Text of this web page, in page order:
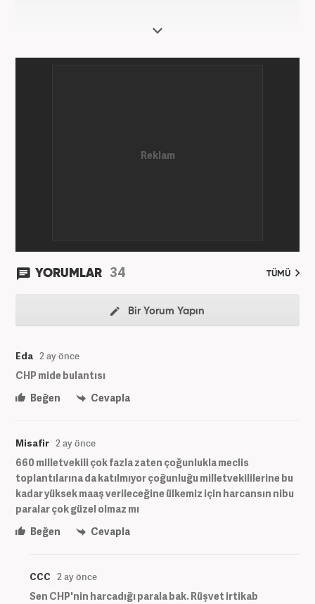
YORUMLAR 34 TÜMÜ
Bir Yorum Yapın
Eda 2 ay önce
CHP mide bulantısı
Beğen
Cevapla
Misafir 2 ay önce
660 milletvekili çok fazla zaten çoğunlukla meclis
toplantılarına da katılmıyor çoğunluğu milletvekililerine bu
kadar yüksek maaş verileceğine ülkemiz için harcansın nibu
paralar çok güzel olmaz mı
Beğen
Cevapla
CCC 2 ay önce
Sen CHP'nin harcadığı parala bak. Rüşvet irtikab